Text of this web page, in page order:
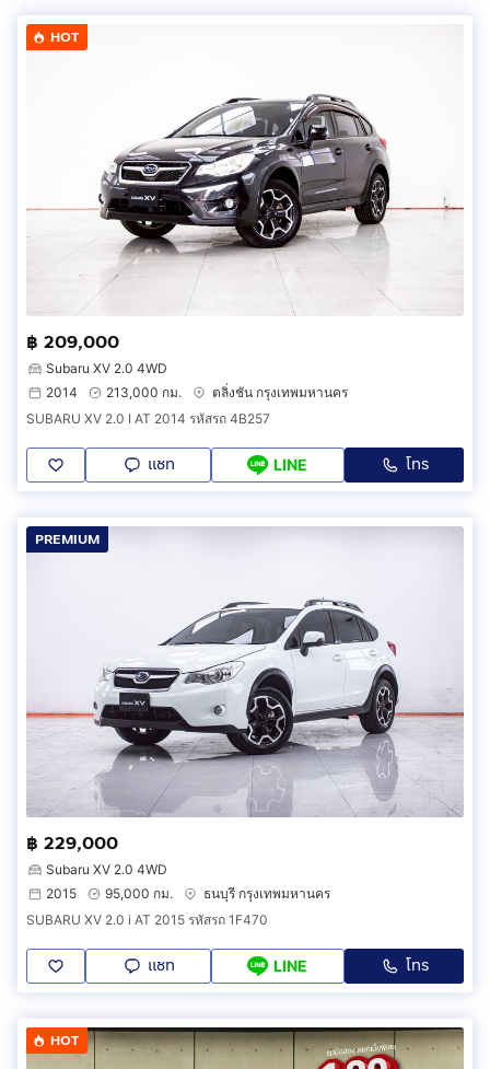
HOT
฿ 209,000
Subaru XV 2.0 4WD
2014
213,000 กม.
ตลิ่งชัน กรุงเทพมหานคร
SUBARU XV 2.0 I AT 2014 รหัสรถ 4B257
แชท LINE โทร
PREMIUM
฿ 229,000
Subaru XV 2.0 4WD
2015
95,000 กม.
ธนบุรี กรุงเทพมหานคร
SUBARU XV 2.0 i AT 2015 รหัสรถ 1F470
แชท LINE โทร
HOT